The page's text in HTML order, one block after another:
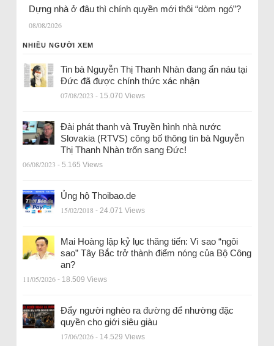
Dựng nhà ở đâu thì chính quyền mới thôi “dòm ngó”?
08/08/2026
NHIỀU NGƯỜI XEM
Tin bà Nguyễn Thị Thanh Nhàn đang ẩn náu tại
Đức đã được chính thức xác nhận
07/08/2023 - 15.070 Views
Đài phát thanh và Truyền hình nhà nước
Slovakia (RTVS) công bố thông tin bà Nguyễn
Thị Thanh Nhàn trốn sang Đức!
06/08/2023 - 5.165 Views
Ủng hộ Thoibao.de
15/02/2018 - 24.071 Views
Mai Hoàng lập kỷ lục thăng tiến: Vì sao “ngôi
sao” Tây Bắc trở thành điểm nóng của Bộ Công
an?
11/05/2026 - 18.509 Views
Đẩy người nghèo ra đường để nhường đặc
quyền cho giới siêu giàu
17/06/2026 - 14.529 Views